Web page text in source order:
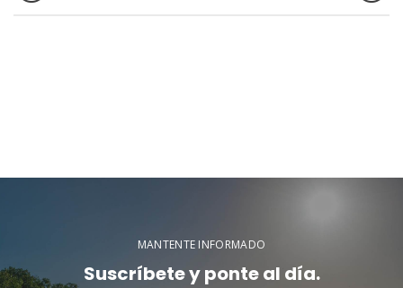
MANTENTE INFORMADO
Suscríbete y ponte al día.